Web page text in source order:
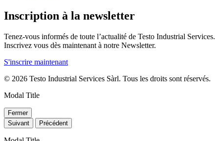
Inscription à la newsletter
Tenez-vous informés de toute l’actualité de Testo Industrial Services.
Inscrivez vous dès maintenant à notre Newsletter.
S'inscrire maintenant
© 2026 Testo Industrial Services Sàrl. Tous les droits sont réservés.
Modal Title
Fermer
Suivant
Précédent